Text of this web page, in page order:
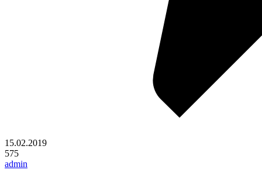
15.02.2019
575
admin